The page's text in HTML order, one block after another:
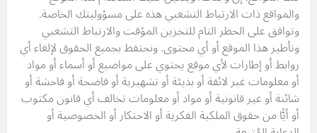
والمواقع ذات الارتباط التشعبي هذه على مسؤوليتك الخاصة.
وتوافق على الحظر التام للتخزين المؤقت والارتباط التشعبي
وتأطير هذا الموقع أو أي محتوى. ونحتفظ بجميع الحقوق لإلغاء أي
روابط أو إطارات لأي موقع يحتوي على مواضيع أو أسماء أو مواد
أو معلومات غير لائقة أو بذيئة أو تشهيرية أو فاضحة أو فاحشة أو
شائنة أو غير قانونية أو مواد أو معلومات تخالف أي قانون مكتوب
أو أيًّا من حقوق الملكية الفكرية أو الاحتكار أو الخصوصية أو